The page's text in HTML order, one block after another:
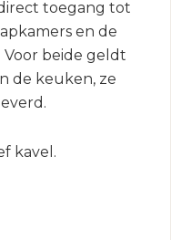
toegang tot
en de
Voor beide geldt
de keuken, ze
kavel.